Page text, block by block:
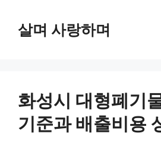
살며 사랑하며
화성시 대형폐기
기준과 배출비용